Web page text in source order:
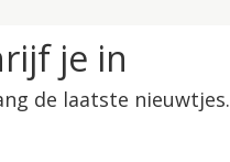
je in
de laatste nieuwtjes.